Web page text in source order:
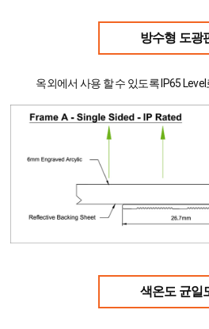
방수형 도광
옥외에서 사용 할 수 있도록 IP65
색온도 균일